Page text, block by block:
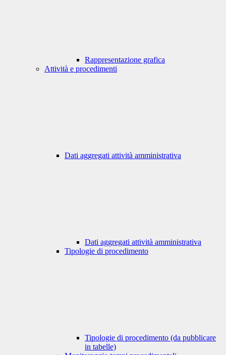
Rappresentazione grafica
Attività e procedimenti
Dati aggregati attività amministrativa
Dati aggregati attività amministrativa
Tipologie di procedimento
Tipologie di procedimento (da pubblicare
in tabelle)